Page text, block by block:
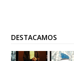
DESTACAMOS